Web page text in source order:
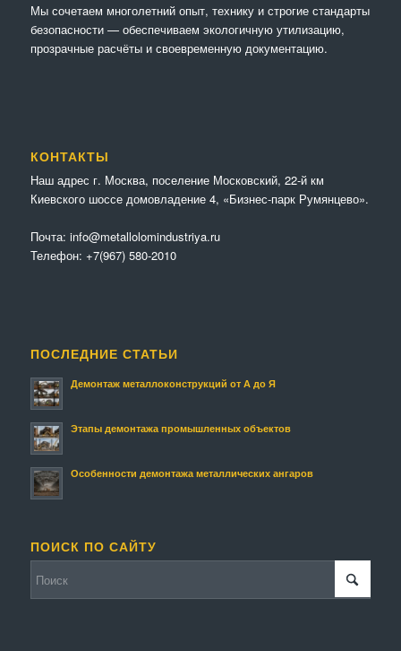
Мы сочетaем многолетний опыт, технику и строгие стандарты
безопасности — обеспечиваем экологичную утилизацию,
прозрачные расчёты и своевременную документацию.
КОНТАКТЫ
Наш адрес г. Москва, поселение Московский, 22-й км
Киевского шоссе домовладение 4, «Бизнес-парк Румянцево».
Почта: info@metallolomindustriya.ru
Телефон: +7(967) 580-2010
ПОСЛЕДНИЕ СТАТЬИ
Демонтаж металлоконструкций от А до Я
Этапы демонтажа промышленных объектов
Особенности демонтажа металлических ангаров
ПОИСК ПО САЙТУ